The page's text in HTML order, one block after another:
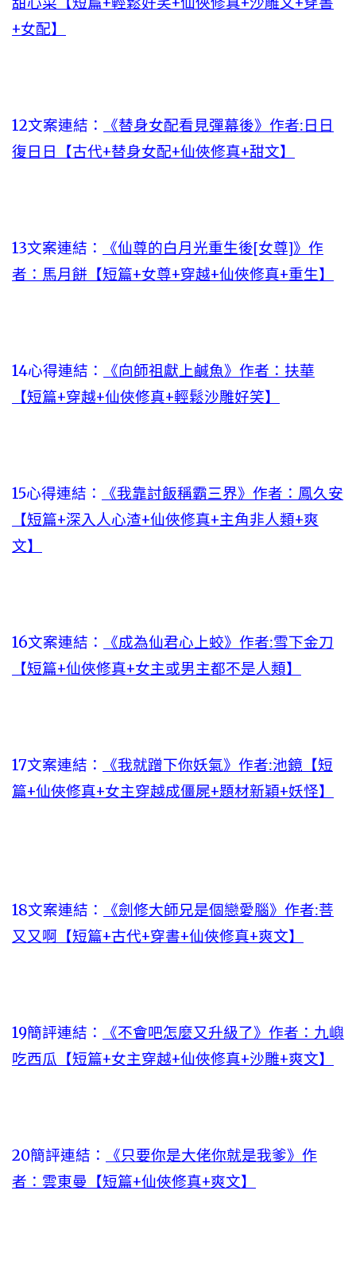
+女配】
12文案連結：
《替身女配看見彈幕後》作者:日日
復日日【古代+替身女配+仙俠修真+甜文】
13文案連結：
《仙尊的白月光重生後[女尊]》作
者：馬月餅【短篇+女尊+穿越+仙俠修真+重生】
14心得連結：
《向師祖獻上鹹魚》作者：扶華
【短篇+穿越+仙俠修真+輕鬆沙雕好笑】
15心得連結：
《我靠討飯稱霸三界》作者：鳳久安
【短篇+深入人心渣+仙俠修真+主角非人類+爽
文】
16文案連結：
《成為仙君心上蛟》作者:雪下金刀
【短篇+仙俠修真+女主或男主都不是人類】
17文案連結：
《我就蹭下你妖氣》作者:池鏡【短
篇+仙俠修真+女主穿越成僵屍+題材新穎+妖怪】
18文案連結：
《劍修大師兄是個戀愛腦》作者:菩
又又啊【短篇+古代+穿書+仙俠修真+爽文】
19簡評連結：
《不會吧怎麼又升級了》作者：九嶼
吃西瓜【短篇+女主穿越+仙俠修真+沙雕+爽文】
20簡評連結：
《只要你是大佬你就是我爹》作
者：雲東曼【短篇+仙俠修真+爽文】